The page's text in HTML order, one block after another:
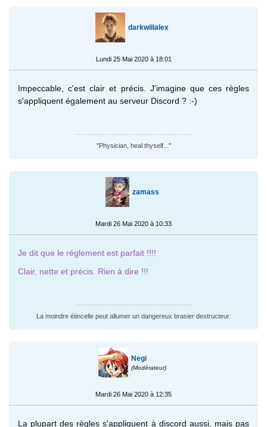
darkwillalex
Lundi 25 Mai 2020 à 18:01
Impeccable, c'est clair et précis. J'imagine que ces règles
s'appliquent également au serveur Discord ? :-)
"Physician, heal thyself..."
zamass
Mardi 26 Mai 2020 à 10:33
Je dit que le réglement est parfait !!!!
Clair, nette et précis. Rien à dire !!!
La moindre étincelle peut allumer un dangereux brasier destructeur.
Negi
(Modérateur)
Mardi 26 Mai 2020 à 12:35
La plupart des règles s'appliquent à discord aussi, mais pas